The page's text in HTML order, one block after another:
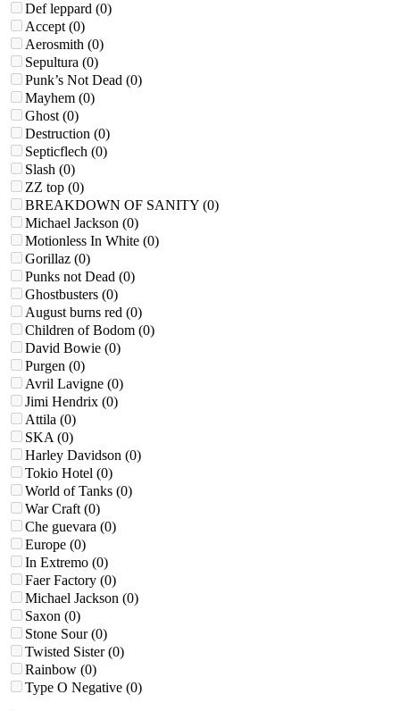
Def leppard (0)
Accept (0)
Aerosmith (0)
Sepultura (0)
Punk’s Not Dead (0)
Mayhem (0)
Ghost (0)
Destruction (0)
Septicflech (0)
Slash (0)
ZZ top (0)
BREAKDOWN OF SANITY (0)
Michael Jackson (0)
Motionless In Whitе (0)
Gorillaz (0)
Punks not Dead (0)
Ghostbusters (0)
August burns red (0)
Children of Bodom (0)
David Bowie (0)
Purgen (0)
Avril Lavigne (0)
Jimi Hendrix (0)
Attila (0)
SKA (0)
Harley Davidson (0)
Tokio Hotel (0)
World of Tanks (0)
War Craft (0)
Che guevara (0)
Europe (0)
In Extremo (0)
Faer Factory (0)
Michael Jackson (0)
Saxon (0)
Stone Sour (0)
Twisted Sister (0)
Rainbow (0)
Type O Negative (0)